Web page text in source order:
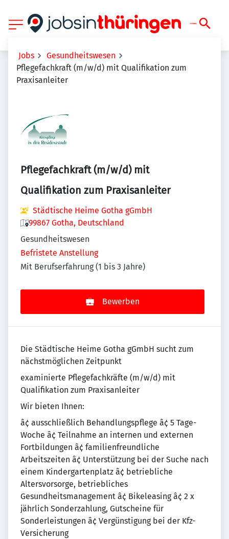
Jobs
Gesundheitswesen
Pflegefachkraft (m/w/d) mit Qualifikation zum
Praxisanleiter
Pflegefachkraft (m/w/d) mit
Qualifikation zum Praxisanleiter
Städtische Heime Gotha gGmbH
99867 Gotha, Deutschland
Gesundheitswesen
Befristete Anstellung
Mit Berufserfahrung (1 bis 3 Jahre)
Bewerben
Die Städtische Heime Gotha gGmbH sucht zum
nächstmöglichen Zeitpunkt
examinierte Pflegefachkräfte (m/w/d) mit
Qualifikation zum Praxisanleiter
Wir bieten Ihnen:
â¢ ausschließlich Behandlungspflege â¢ 5 Tage-
Woche â¢ Teilnahme an internen und externen
Fortbildungen â¢ familienfreundliche
Arbeitszeiten â¢ Unterstützung bei der Suche nach
einem Kindergartenplatz â¢ betriebliche
Altersvorsorge, betriebliches
Gesundheitsmanagement â¢ Bikeleasing â¢ 2 x
jährlich Sonderzahlung, Gutscheine für
Sonderleistungen â¢ Vergünstigung bei der Kfz-
Versicherung